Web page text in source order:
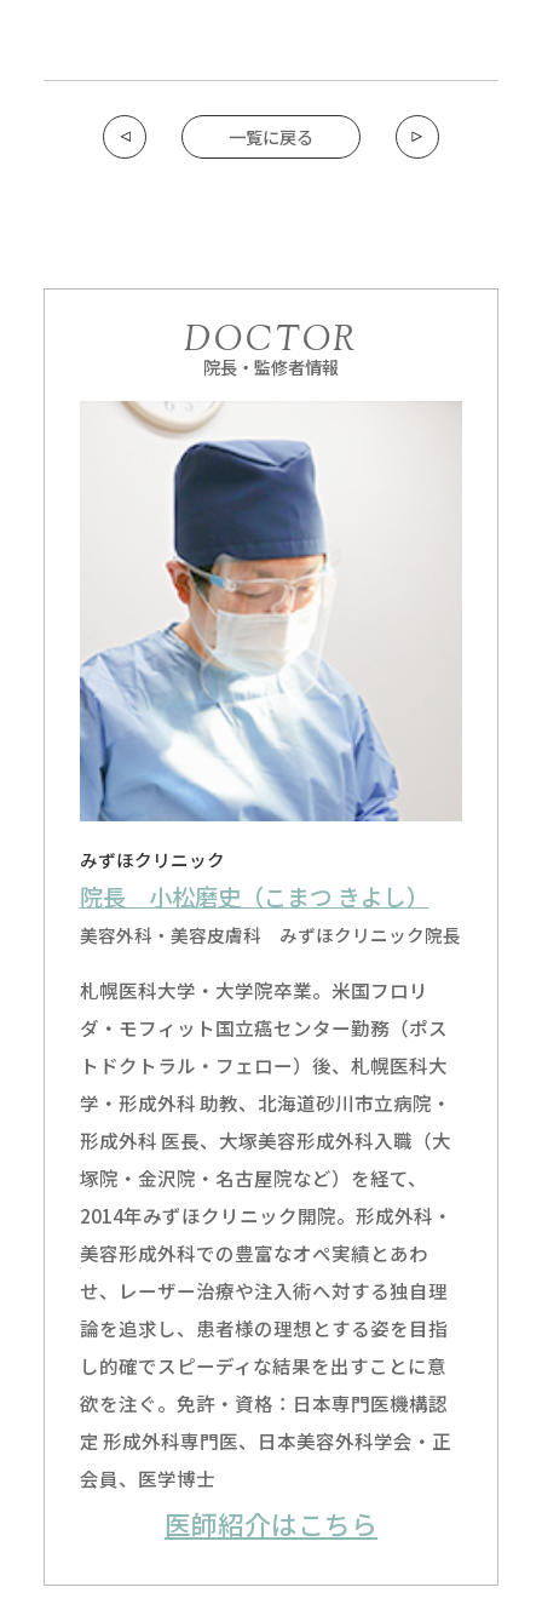
一覧に戻る
DOCTOR
院長・監修者情報
みずほクリニック
院長 小松磨史（こまつ きよし）
美容外科・美容皮膚科 みずほクリニック院長
札幌医科大学・大学院卒業。米国フロリ
ダ・モフィット国立癌センター勤務（ポス
トドクトラル・フェロー）後、札幌医科大
学・形成外科 助教、北海道砂川市立病院・
形成外科 医長、大塚美容形成外科入職（大
塚院・金沢院・名古屋院など）を経て、
2014年みずほクリニック開院。形成外科・
美容形成外科での豊富なオペ実績とあわ
せ、レーザー治療や注入術へ対する独自理
論を追求し、患者様の理想とする姿を目指
し的確でスピーディな結果を出すことに意
欲を注ぐ。免許・資格：日本専門医機構認
定 形成外科専門医、日本美容外科学会・正
会員、医学博士
医師紹介はこちら